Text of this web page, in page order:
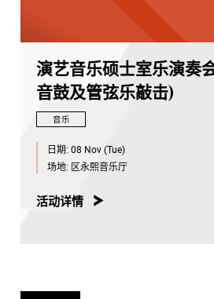
演艺音乐硕士室乐演奏
音鼓及管弦乐敲击)
音乐
日期: 08 Nov (Tue)
场地: 区永熙音乐厅
活动详情